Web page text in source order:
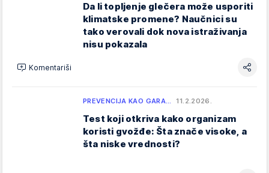
Da li topljenje glečera može usporiti
klimatske promene? Naučnici su
tako verovali dok nova istraživanja
nisu pokazala
Komentariši
PREVENCIJA KAO GARA… 11.2.2026.
Test koji otkriva kako organizam
koristi gvožđe: Šta znače visoke, a
šta niske vrednosti?